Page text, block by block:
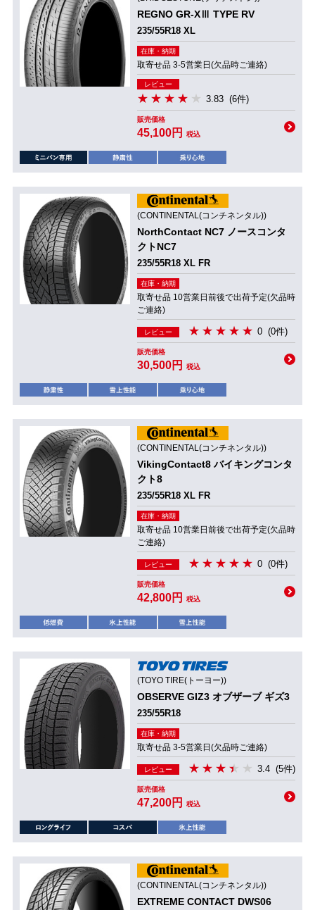
REGNO GR-XⅢ TYPE RV
235/55R18 XL
在庫・納期
取寄せ品 3-5営業日(欠品時ご連絡)
レビュー
3.83 (6件)
販売価格
45,100円 税込
(CONTINENTAL(コンチネンタル))
NorthContact NC7 ノースコンタ
クトNC7
235/55R18 XL FR
在庫・納期
取寄せ品 10営業日前後で出荷予定(欠品時
ご連絡)
レビュー 0 (0件)
販売価格
30,500円 税込
(CONTINENTAL(コンチネンタル))
VikingContact8 バイキングコンタ
クト8
235/55R18 XL FR
在庫・納期
取寄せ品 10営業日前後で出荷予定(欠品時
ご連絡)
レビュー 0 (0件)
販売価格
42,800円 税込
(TOYO TIRE(トーヨー))
OBSERVE GIZ3 オブザーブ ギズ3
235/55R18
在庫・納期
取寄せ品 3-5営業日(欠品時ご連絡)
レビュー 3.4 (5件)
販売価格
47,200円 税込
(CONTINENTAL(コンチネンタル))
EXTREME CONTACT DWS06